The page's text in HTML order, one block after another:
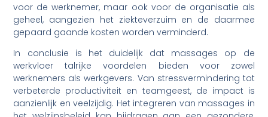
voor de werknemer, maar ook voor de organisatie als
geheel, aangezien het ziekteverzuim en de daarmee
gepaard gaande kosten worden verminderd.
In conclusie is het duidelijk dat massages op de
werkvloer talrijke voordelen bieden voor zowel
werknemers als werkgevers. Van stressvermindering tot
verbeterde productiviteit en teamgeest, de impact is
aanzienlijk en veelzijdig. Het integreren van massages in